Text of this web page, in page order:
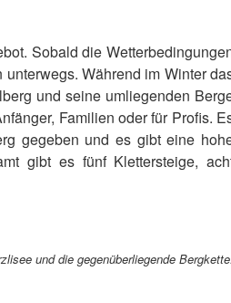
Sobald die
Während im Winter
und seine umliegenden
Familien oder für Profis.
gegeben und es gibt eine
gibt es fünf Klettersteige,
und die gegenüberliegende Bergkette.